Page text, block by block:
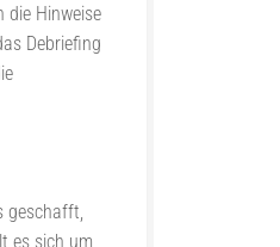
die Hinweise
Debriefing
geschafft,
es sich um